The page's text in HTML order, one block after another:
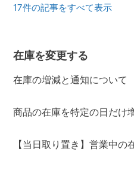
17件の記事をすべて表示
在庫を変更する
在庫の増減と通知について
商品の在庫を特定の日だけ
【当日取り置き】営業中の